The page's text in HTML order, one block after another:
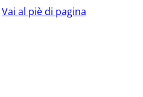
Vai al piè di pagina